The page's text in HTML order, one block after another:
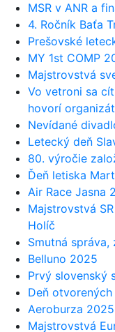
MSR v ANR a
4. Ročník Baťa
Prešovské
MY 1st COMP
Majstrovstvá
Vo vetroni sa
hovorí
Nevídané
Letecký deň
80. výročie
Ďeň letiska
Air Race Jasna
Majstrovstvá
Holíč
Smutná
Belluno 2025
Prvý slovenský
Deň
Aeroburza 2025
Majstrovstvá